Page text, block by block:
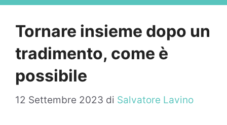
Tornare insieme dopo un
tradimento, come è
possibile
12 Settembre 2023 di Salvatore Lavino